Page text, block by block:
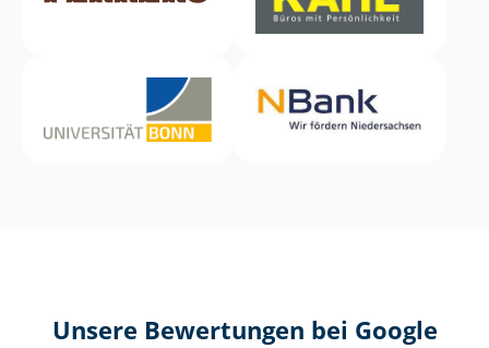
Unsere Bewertungen bei Google